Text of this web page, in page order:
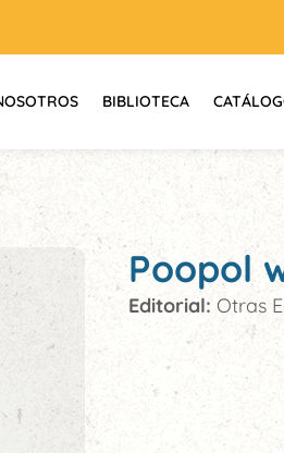
BIBLIOTECA
Poopol
Editorial: Otras